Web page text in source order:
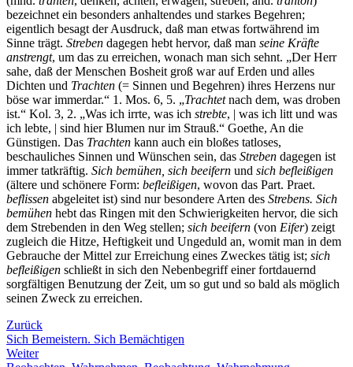
bezeichnet ein besonders anhaltendes und starkes Begehren;
eigentlich besagt der Ausdruck, daß man etwas fortwährend im
Sinne trägt. Streben dagegen hebt hervor, daß man seine Kräfte
anstrengt, um das zu erreichen, wonach man sich sehnt. „Der Herr
sahe, daß der Menschen Bosheit groß war auf Erden und alles
Dichten und Trachten (= Sinnen und Begehren) ihres Herzens nur
böse war immerdar.“ 1. Mos. 6, 5. „Trachtetnach dem, was droben
ist.“ Kol. 3, 2. „Was ich irrte, was ich strebte, | was ich litt und was
ich lebte, | sind hier Blumen nur im Strauß.“ Goethe, An die
Günstigen. Das Trachten kann auch ein bloßes tatloses,
beschauliches Sinnen und Wünschen sein, das Streben dagegen ist
immer tatkräftig. Sich bemühen, sich beeifern und sich befleißigen
(ältere und schönere Form: befleißigen, wovon das Part. Praet.
beflissen abgeleitet ist) sind nur besondere Arten des Strebens. Sich
bemühen hebt das Ringen mit den Schwierigkeiten hervor, die sich
dem Strebenden in den Weg stellen; sich beeifern (von Eifer) zeigt
zugleich die Hitze, Heftigkeit und Ungeduld an, womit man in dem
Gebrauche der Mittel zur Erreichung eines Zweckes tätig ist; sich
befleißigen schließt in sich den Nebenbegriff einer fortdauernd
sorgfältigen Benutzung der Zeit, um so gut und so bald als möglich
seinen Zweck zu erreichen.
Zurück
Sich Bemeistern. Sich Bemächtigen
Weiter